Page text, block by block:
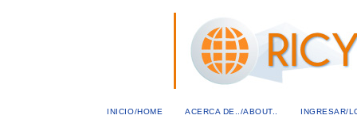
INICIO/HOME ACERCA DE../ABOUT.. INGRESAR/